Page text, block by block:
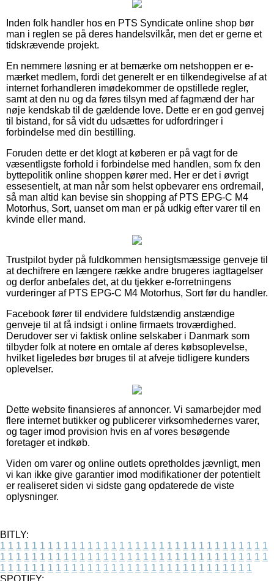
Inden folk handler hos en PTS Syndicate online shop bør
man i reglen se på deres handelsvilkår, men det er gerne et
tidskrævende projekt.
En nemmere løsning er at bemærke om netshoppen er e-
mærket medlem, fordi det generelt er en tilkendegivelse af at
internet forhandleren imødekommer de opstillede regler,
samt at den nu og da føres tilsyn med af fagmænd der har
nøje kendskab til de gældende love. Dette er en god genvej
til bistand, for så vidt du udsættes for udfordringer i
forbindelse med din bestilling.
Foruden dette er det klogt at køberen er på vagt for de
væsentligste forhold i forbindelse med handlen, som fx den
byttepolitik online shoppen kører med. Her er det i øvrigt
essesentielt, at man når som helst opbevarer ens ordremail,
så man altid kan bevise sin shopping af PTS EPG-C M4
Motorhus, Sort, uanset om man er på udkig efter varer til en
kvinde eller mand.
Trustpilot byder på fuldkommen hensigtsmæssige genveje til
at dechifrere en længere række andre brugeres iagttagelser
og derfor anbefales det, at du tjekker e-forretningens
vurderinger af PTS EPG-C M4 Motorhus, Sort før du handler.
Facebook fører til endvidere fuldstændig anstændige
genveje til at få indsigt i online firmaets troværdighed.
Derudover ser vi faktisk online selskaber i Danmark som
tilbyder folk at notere en omtale af deres købsoplevelse,
hvilket ligeledes bør bruges til at afveje tidligere kunders
oplevelser.
Dette website finansieres af annoncer. Vi samarbejder med
flere internet butikker og publicerer virksomhedernes varer,
og tager imod provision hvis en af vores besøgende
foretager et indkøb.
Viden om varer og online outlets opretholdes jævnligt, men
vi kan ikke give garantier imod modifikationer der potentielt
er realiseret siden vi sidste gang opdaterede de viste
oplysninger.
BITLY:
1 1 1 1 1 1 1 1 1 1 1 1 1 1 1 1 1 1 1 1 1 1 1 1 1 1 1 1 1 1 1 1 1 1
1 1 1 1 1 1 1 1 1 1 1 1 1 1 1 1 1 1 1 1 1 1 1 1 1 1 1 1 1 1 1 1 1 1
1 1 1 1 1 1 1 1 1 1 1 1 1 1 1 1 1 1 1 1 1 1 1 1 1 1 1 1 1 1 1 1
SPOTIFY: